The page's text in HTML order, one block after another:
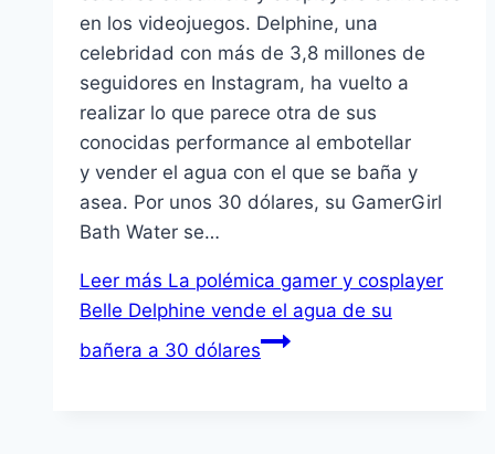
en los videojuegos. Delphine, una
celebridad con más de 3,8 millones de
seguidores en Instagram, ha vuelto a
realizar lo que parece otra de sus
conocidas performance al embotellar
y vender el agua con el que se baña y
asea. Por unos 30 dólares, su GamerGirl
Bath Water se…
Leer más La polémica gamer y cosplayer
Belle Delphine vende el agua de su
bañera a 30 dólares